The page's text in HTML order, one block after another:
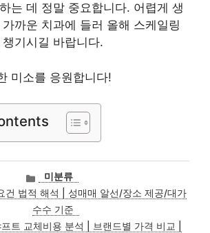
는 데 정말 중요합니다. 어렵게 생
까운 치과에 들러 올해 스케일링
기시길 바랍니다.
미소를 응원합니다!
카
테
고
리
미분류
건 법적 해석 | 성매매 알선/장소 제공/대가
수수 기준
트 교체비용 분석 | 브랜드별 가격 비교 |